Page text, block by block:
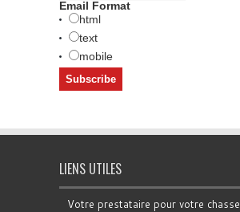
Email Format
html
text
mobile
LIENS UTILES
Votre prestataire pour votre